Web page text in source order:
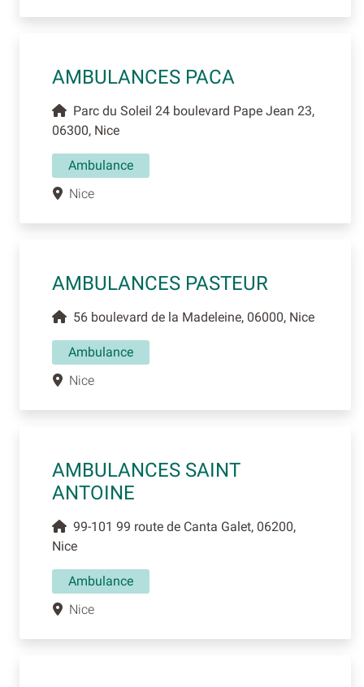
AMBULANCES PACA
Parc du Soleil 24 boulevard Pape Jean 23,
06300, Nice
Ambulance
Nice
AMBULANCES PASTEUR
56 boulevard de la Madeleine, 06000, Nice
Ambulance
Nice
AMBULANCES SAINT
ANTOINE
99-101 99 route de Canta Galet, 06200,
Nice
Ambulance
Nice